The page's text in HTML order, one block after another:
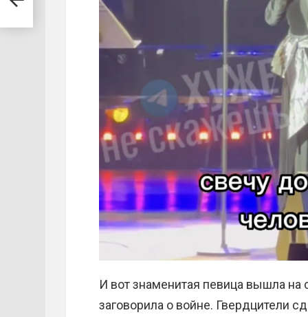
И вот знаменитая певица вышла на
заговорила о войне. Гвердцители